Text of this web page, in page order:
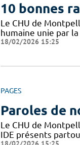
10 bonnes
Le CHU de
humaine unie par
18/02/2026 15:25
PAGES
Paroles de
Le CHU de
IDE présents